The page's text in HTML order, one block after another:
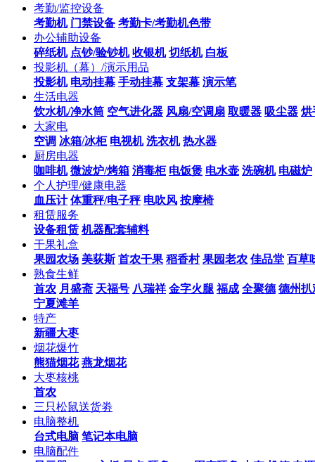
考勤/监控设备
考勤机 门禁设备 考勤卡/考勤机色带
办公辅助设备
碎纸机 点钞/验钞机 收银机 切纸机 白板
投影机（幕）/演示用品
投影机 电动挂幕 手动挂幕 支架幕 演示笔
生活电器
饮水机/净水筒 空气进化器 风扇/空调扇 取暖器 吸尘器 烘
大家电
空调 冰箱/冰柜 电视机 洗衣机 热水器
厨房电器
咖啡机 微波炉/烤箱 消毒柜 电饭煲 电水壶 洗碗机 电磁炉
个人护理/健康电器
血压计 体重秤/电子秤 电吹风 按摩椅
租赁服务
设备租赁 机器配套辅料
干果礼盒
果园农场 美荻斯 首农干果 稻香村 果园老农 佳品堂 百草
熟食生鲜
首农 月盛斋 天福号 八瑞祥 金字火腿 福成 全聚德 德州扒
宁夏滩羊
特产
新疆大枣
烟花爆竹
熊猫烟花 燕龙烟花
大枣核桃
首农
三只松鼠送货劵
电脑整机
台式电脑 笔记本电脑
电脑配件